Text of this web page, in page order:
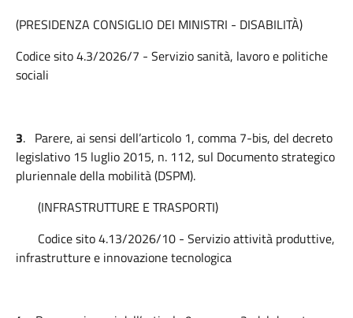
(PRESIDENZA CONSIGLIO DEI MINISTRI - DISABILITÀ)
Codice sito 4.3/2026/7 - Servizio sanità, lavoro e politiche
sociali
3. Parere, ai sensi dell’articolo 1, comma 7-bis, del decreto
legislativo 15 luglio 2015, n. 112, sul Documento strategico
pluriennale della mobilità (DSPM).
(INFRASTRUTTURE E TRASPORTI)
Codice sito 4.13/2026/10 - Servizio attività produttive,
infrastrutture e innovazione tecnologica